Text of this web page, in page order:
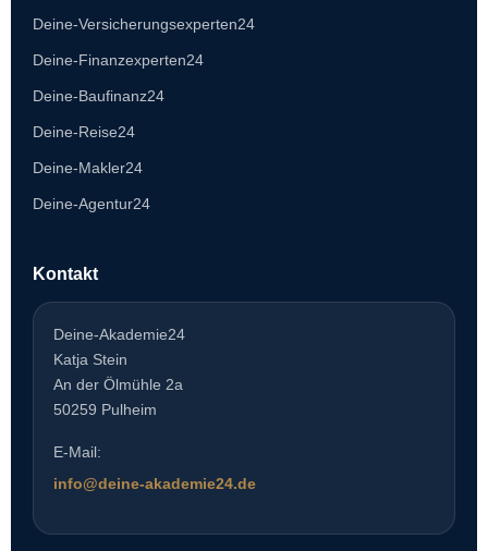
Deine-Versicherungsexperten24
Deine-Finanzexperten24
Deine-Baufinanz24
Deine-Reise24
Deine-Makler24
Deine-Agentur24
Kontakt
Deine-Akademie24
Katja Stein
An der Ölmühle 2a
50259 Pulheim
E-Mail:
info@deine-akademie24.de